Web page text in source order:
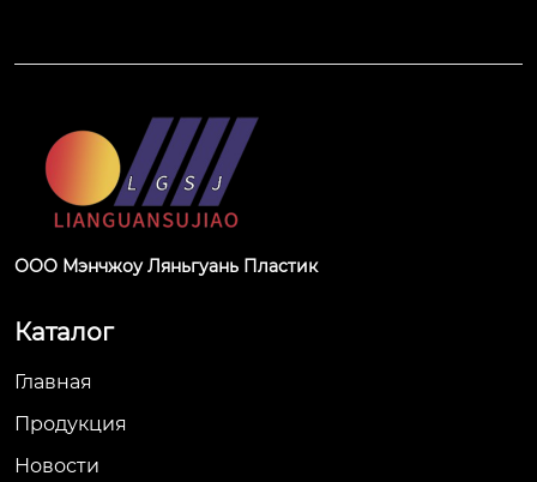
ООО Мэнчжоу Ляньгуань Пластик
Каталог
Главная
Продукция
Новости